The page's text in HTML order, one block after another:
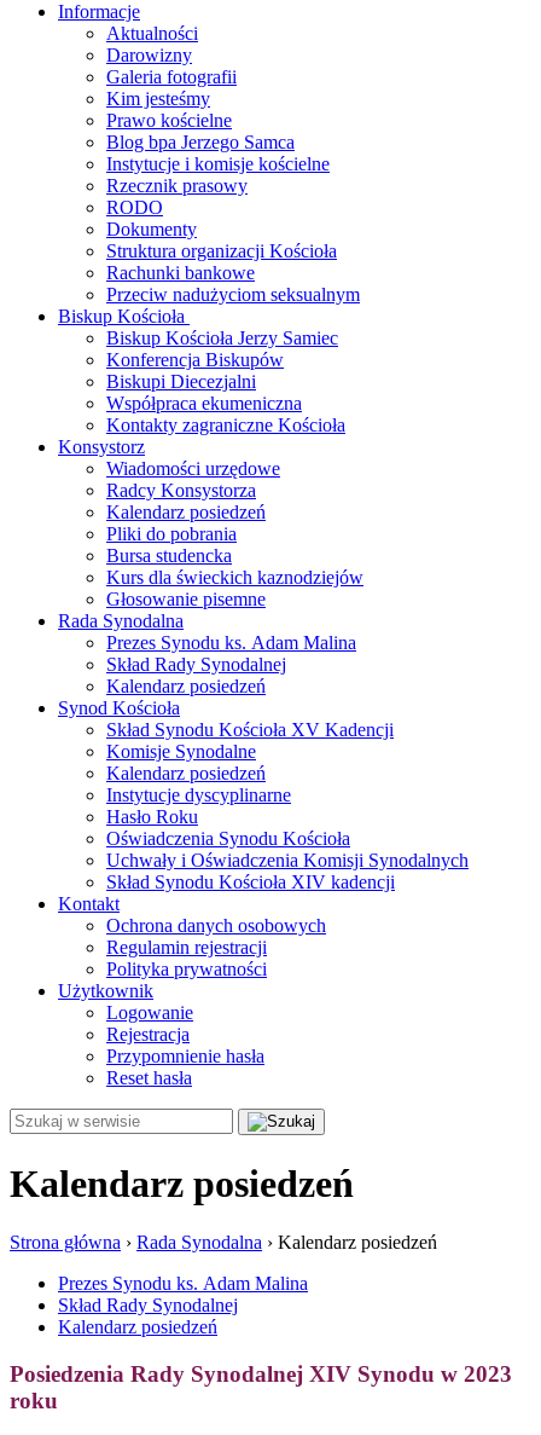
Informacje
Aktualności
Darowizny
Galeria fotografii
Kim jesteśmy
Prawo kościelne
Blog bpa Jerzego Samca
Instytucje i komisje kościelne
Rzecznik prasowy
RODO
Dokumenty
Struktura organizacji Kościoła
Rachunki bankowe
Przeciw nadużyciom seksualnym
Biskup Kościoła
Biskup Kościoła Jerzy Samiec
Konferencja Biskupów
Biskupi Diecezjalni
Współpraca ekumeniczna
Kontakty zagraniczne Kościoła
Konsystorz
Wiadomości urzędowe
Radcy Konsystorza
Kalendarz posiedzeń
Pliki do pobrania
Bursa studencka
Kurs dla świeckich kaznodziejów
Głosowanie pisemne
Rada Synodalna
Prezes Synodu ks. Adam Malina
Skład Rady Synodalnej
Kalendarz posiedzeń
Synod Kościoła
Skład Synodu Kościoła XV Kadencji
Komisje Synodalne
Kalendarz posiedzeń
Instytucje dyscyplinarne
Hasło Roku
Oświadczenia Synodu Kościoła
Uchwały i Oświadczenia Komisji Synodalnych
Skład Synodu Kościoła XIV kadencji
Kontakt
Ochrona danych osobowych
Regulamin rejestracji
Polityka prywatności
Użytkownik
Logowanie
Rejestracja
Przypomnienie hasła
Reset hasła
Kalendarz posiedzeń
Strona główna › Rada Synodalna › Kalendarz posiedzeń
Prezes Synodu ks. Adam Malina
Skład Rady Synodalnej
Kalendarz posiedzeń
Posiedzenia Rady Synodalnej XIV Synodu w 2023
roku